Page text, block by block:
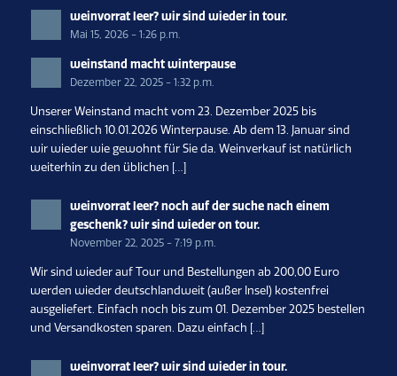
weinvorrat leer? wir sind wieder in tour.
Mai 15, 2026 - 1:26 p.m.
weinstand macht winterpause
Dezember 22, 2025 - 1:32 p.m.
Unserer Weinstand macht vom 23. Dezember 2025 bis
einschließlich 10.01.2026 Winterpause. Ab dem 13. Januar sind
wir wieder wie gewohnt für Sie da. Weinverkauf ist natürlich
weiterhin zu den üblichen […]
weinvorrat leer? noch auf der suche nach einem
geschenk? wir sind wieder on tour.
November 22, 2025 - 7:19 p.m.
Wir sind wieder auf Tour und Bestellungen ab 200,00 Euro
werden wieder deutschlandweit (außer Insel) kostenfrei
ausgeliefert. Einfach noch bis zum 01. Dezember 2025 bestellen
und Versandkosten sparen. Dazu einfach […]
weinvorrat leer? wir sind wieder in tour.